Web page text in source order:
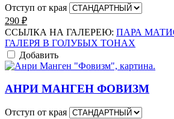
Отступ от края
290 ₽
ССЫЛКА НА ГАЛЕРЕЮ: ПАРА
ГАЛЕРЯ В ГОЛУБЫХ ТОНАХ
Добавить
АНРИ МАНГЕН ФОВИЗМ
Отступ от края